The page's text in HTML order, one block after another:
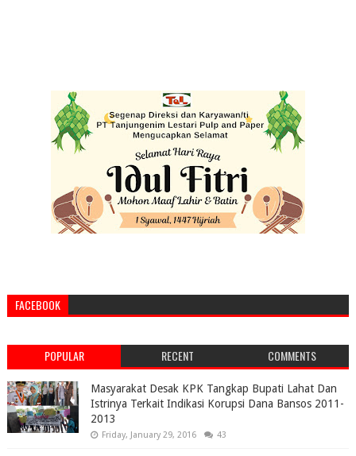
FACEBOOK
POPULAR RECENT COMMENTS
Masyarakat Desak KPK Tangkap Bupati Lahat Dan
Istrinya Terkait Indikasi Korupsi Dana Bansos 2011-
2013
Friday, January 29, 2016 43